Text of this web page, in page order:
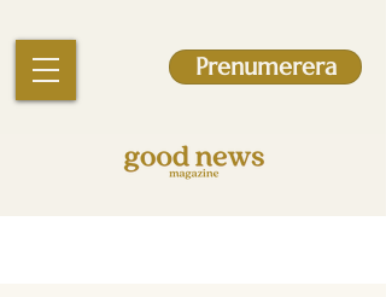
Prenumerera